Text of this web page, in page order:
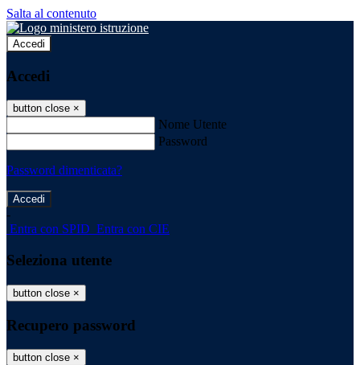
Salta al contenuto
Accedi
Accedi
button close ×
Nome Utente
Password
Password dimenticata?
-
Entra con SPID Entra con CIE
Seleziona utente
button close ×
Recupero password
button close ×